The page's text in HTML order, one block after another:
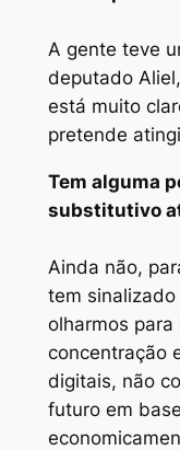
A gente teve
deputado
está muito
pretende
Tem alguma
substitutivo
Ainda não,
tem
olharmos
concentração
digitais, não
futuro em